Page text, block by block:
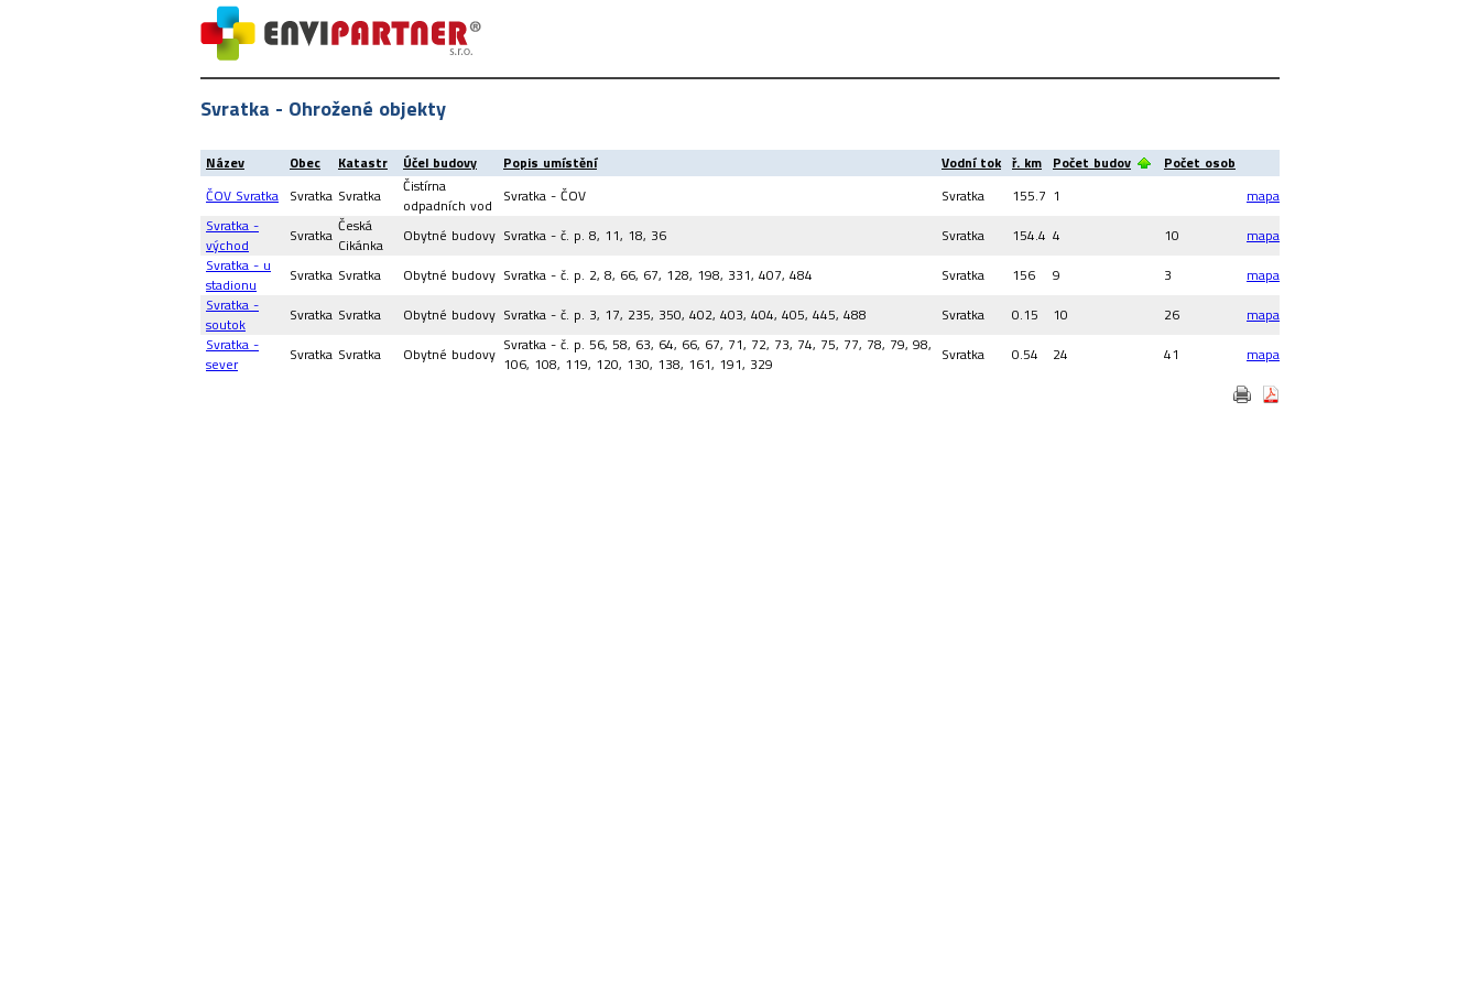
Svratka - Ohrožené objekty
Název Obec Katastr Účel budovy Popis umístění Vodní tok ř. km Počet budov
Počet osob
ČOV Svratka Svratka Svratka
Čistírna
odpadních vod
Svratka - ČOV Svratka 155.7 1
mapa
Svratka -
východ
Svratka Česká
Cikánka
Obytné budovy Svratka - č. p. 8, 11, 18, 36 Svratka 154.4 4 10
mapa
Svratka - u
stadionu
Svratka Svratka Obytné budovy Svratka - č. p. 2, 8, 66, 67, 128, 198, 331, 407, 484 Svratka 156 9 3
mapa
Svratka -
soutok
Svratka Svratka Obytné budovy Svratka - č. p. 3, 17, 235, 350, 402, 403, 404, 405, 445, 488 Svratka 0.15 10 26
mapa
Svratka -
sever
Svratka Svratka Obytné budovy Svratka - č. p. 56, 58, 63, 64, 66, 67, 71, 72, 73, 74, 75, 77, 78, 79, 98,
106, 108, 119, 120, 130, 138, 161, 191, 329
Svratka 0.54 24 41 mapa